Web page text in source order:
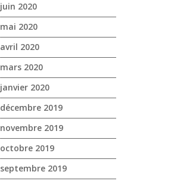
juin 2020
mai 2020
avril 2020
mars 2020
janvier 2020
décembre 2019
novembre 2019
octobre 2019
septembre 2019